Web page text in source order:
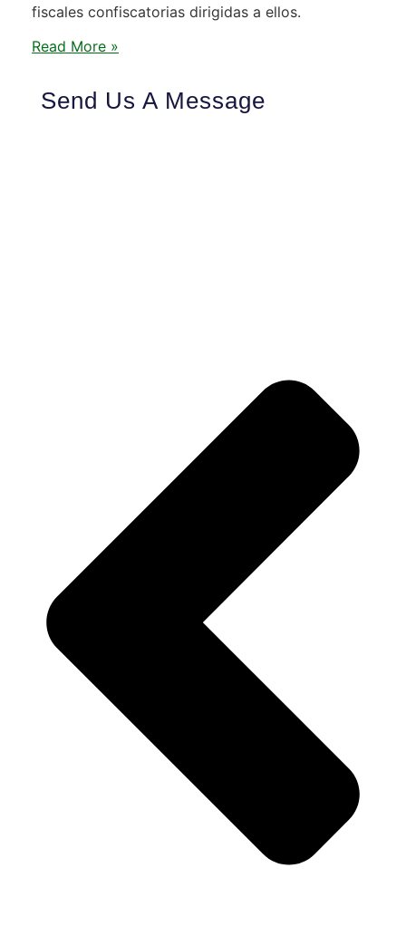
fiscales confiscatorias dirigidas a ellos.
Read More »
Send Us A Message